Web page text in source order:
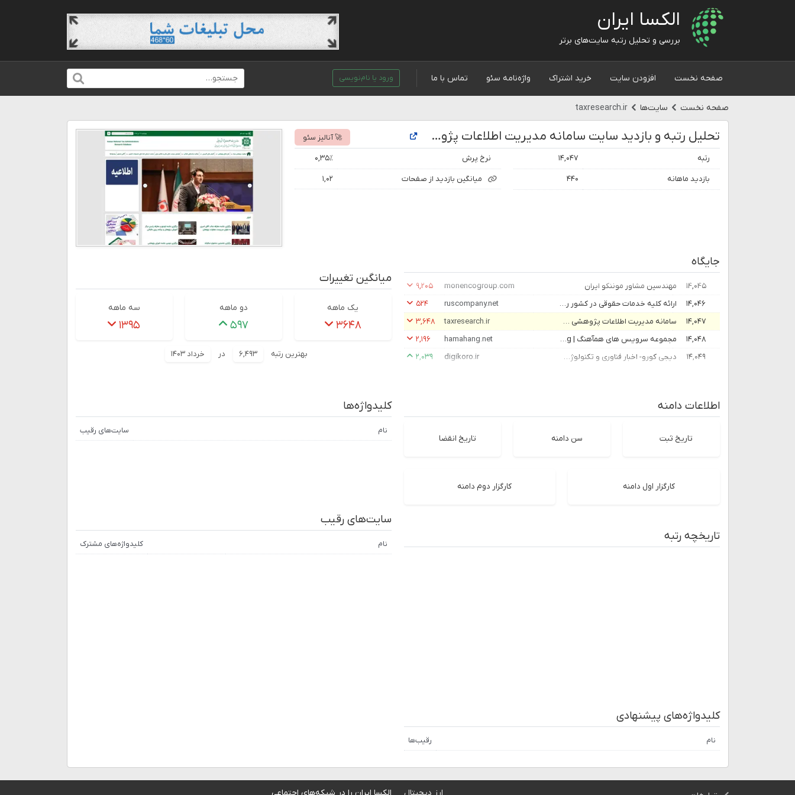
الکسا ایران
بررسی و تحلیل رتبه سایت‌های برتر
صفحه نخست افزودن سایت خرید اشتراک واژه‌نامه سئو تماس با ما ورود یا نام‌نویسی
صفحه نخست سایت‌ها taxresearch.ir
تحلیل رتبه و بازدید سایت سامانه مدیریت اطلاعات پژوهشی سازمان امور مالیاتی کشور 🚀 آنالیز سئو
رتبه ۱۴,۰۴۷
بازدید ماهانه ۴۴۰
نرخ پرش ۰,۳۵٪
میانگین بازدید از صفحات ۱,۰۲
جایگاه
۱۴,۰۴۵ مهندسین مشاور موننكو ایران monencogroup.com
۹,۲۰۵
۱۴,۰۴۶
ارائه کلیه خدمات حقوقی در کشور روسیه | روس کمپانی ruscompany.net
۵۲۴
۱۴,۰۴۷
سامانه مدیریت اطلاعات پژوهشی سازمان امور مالیاتی کشور taxresearch.ir
۳,۶۴۸
۱۴,۰۴۸
مجموعه سرویس های همآهنگ | HamAhang hamahang.net
۲,۱۹۶
۱۴,۰۴۹
دیجی کورو- اخبار فناوری و تکنولوژی - دیجی کورو digikoro.ir ۲,۰۳۹
میانگین تغییرات
یک ماهه
۳۶۴۸
دو ماهه
۵۹۷
سه ماهه
۱۳۹۵
بهترین رتبه ۶,۴۹۳ در خرداد ۱۴۰۳
اطلاعات دامنه
تاریخ ثبت سن دامنه تاریخ انقضا
کارگزار اول دامنه کارگزار دوم دامنه
کلیدواژه‌ها
نام سایت‌های رقیب
تاریخچه رتبه
سایت‌های رقیب
نام کلیدواژه‌های مشترک
کلیدواژه‌های پیشنهادی
نام رقیب‌ها
ارز دیجیتال الکسا ایران را در شبکه‌های اجتماعی